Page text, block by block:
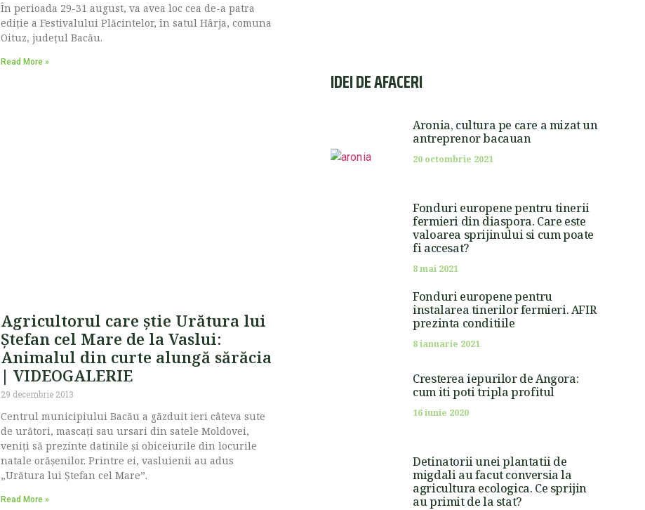
În perioada 29-31 august, va avea loc cea de-a patra
ediție a Festivalului Plăcintelor, în satul Hârja, comuna
Oituz, județul Bacău.
Read More »
Agricultorul care știe Urătura lui
Ștefan cel Mare de la Vaslui:
Animalul din curte alungă sărăcia
| VIDEOGALERIE
29 decembrie 2013
Centrul municipiului Bacău a găzduit ieri câteva sute
de urători, mascați sau ursari din satele Moldovei,
veniți să prezinte datinile și obiceiurile din locurile
natale orășenilor. Printre ei, vasluienii au adus
„Urătura lui Ștefan cel Mare”.
Read More »
IDEI DE AFACERI
Aronia, cultura pe care a mizat un
antreprenor bacauan
20 octombrie 2021
Fonduri europene pentru tinerii
fermieri din diaspora. Care este
valoarea sprijinului si cum poate
fi accesat?
8 mai 2021
Fonduri europene pentru
instalarea tinerilor fermieri. AFIR
prezinta conditiile
8 ianuarie 2021
Cresterea iepurilor de Angora:
cum iti poti tripla profitul
16 iunie 2020
Detinatorii unei plantatii de
migdali au facut conversia la
agricultura ecologica. Ce sprijin
au primit de la stat?